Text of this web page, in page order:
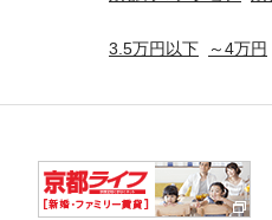
3.5万円以下 ～4万円